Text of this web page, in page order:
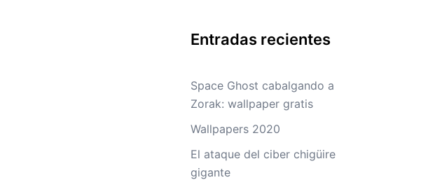
Entradas recientes
Space Ghost cabalgando a
Zorak: wallpaper gratis
Wallpapers 2020
El ataque del ciber chigüire
gigante